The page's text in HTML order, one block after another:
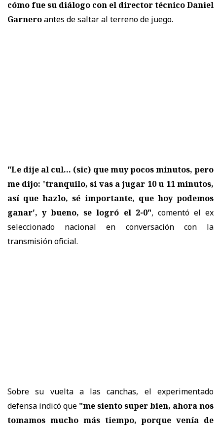
cómo fue su diálogo con el director técnico Daniel
Garneroantes de saltar al terreno de juego.
"Le dije al cul... (sic) que muy pocos minutos, pero
me dijo: 'tranquilo, si vas a jugar 10 u 11 minutos,
así que hazlo, sé importante, que hoy podemos
ganar', y bueno, se logró el 2-0", comentó el ex
seleccionado nacional en conversación con la
transmisión oficial.
Sobre su vuelta a las canchas, el experimentado
defensa indicó que "me siento super bien, ahora nos
tomamos mucho más tiempo, porque venía de